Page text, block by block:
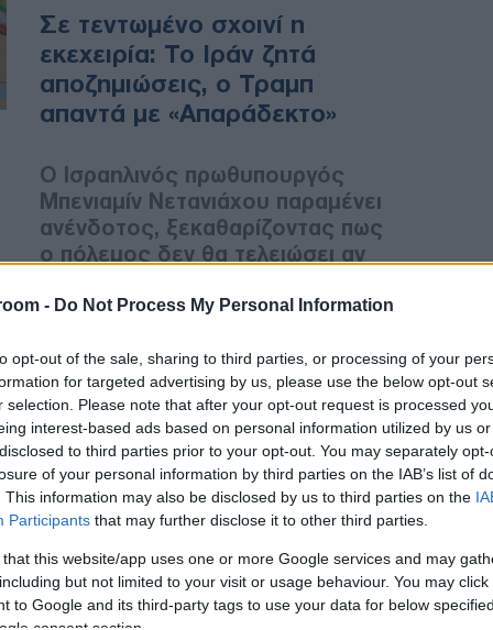
- Do Not Process My Personal Information
opt-out of the sale, sharing to third parties, or processing of your
for targeted advertising by us, please use the below opt-out
selection. Please note that after your opt-out request is processed
interest-based ads based on personal information utilized by us
to third parties prior to your opt-out. You may separately
of your personal information by third parties on the IAB’s list of
This information may also be disclosed by us to third parties on the
Participants that may further disclose it to other third parties.
that this website/app uses one or more Google services and may
but not limited to your visit or usage behaviour. You may
to Google and its third-party tags to use your data for below
Σε τεντωμένο σχοινί η
εκεχειρία: Το Ιράν ζητά
αποζημιώσεις, ο Τραμπ
απαντά με «Απαράδεκτο»
Ο Ισραηλινός πρωθυπουργός
Μπενιαμίν Νετανιάχου παραμένει
ανένδοτος, ξεκαθαρίζοντας πως
ο πόλεμος δεν θα τελειώσει αν
πυρηνικές εγκαταστάσεις του
ΔΙΕΘΝΗ
03/05/2026 - 19:09
Το ειρηνευτικό «τελεσίγραφο»
της Τεχεράνης: Το σχέδιο 30
«νεκροταφείο»
αεροπλανοφόρων